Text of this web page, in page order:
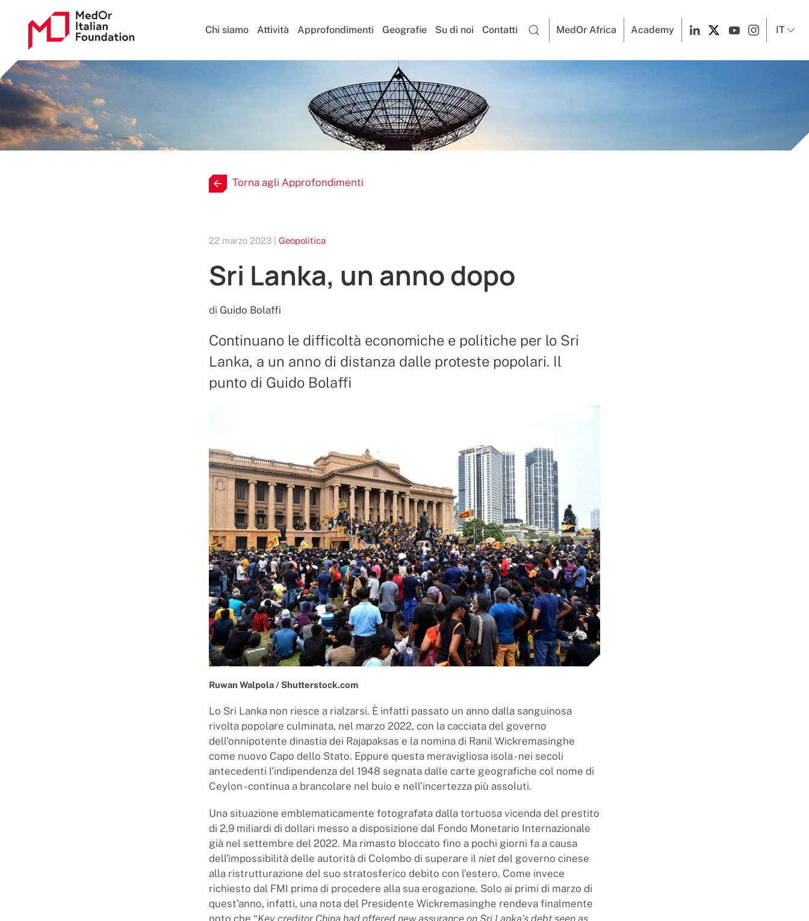
Chi siamo Attività Approfondimenti Geografie Su di noi Contatti MedOr Africa Academy IT
Torna agli Approfondimenti
22 marzo 2023 | Geopolitica
Sri Lanka, un anno dopo
di Guido Bolaffi
Continuano le difficoltà economiche e politiche per lo Sri
Lanka, a un anno di distanza dalle proteste popolari. Il
punto di Guido Bolaffi
Ruwan Walpola / Shutterstock.com
Lo Sri Lanka non riesce a rialzarsi. È infatti passato un anno dalla sanguinosa
rivolta popolare culminata, nel marzo 2022, con la cacciata del governo
dell’onnipotente dinastia dei Rajapaksas e la nomina di Ranil Wickremasinghe
come nuovo Capo dello Stato. Eppure questa meravigliosa isola - nei secoli
antecedenti l’indipendenza del 1948 segnata dalle carte geografiche col nome di
Ceylon - continua a brancolare nel buio e nell’incertezza più assoluti.
Una situazione emblematicamente fotografata dalla tortuosa vicenda del prestito
di 2,9 miliardi di dollari messo a disposizione dal Fondo Monetario Internazionale
già nel settembre del 2022. Ma rimasto bloccato fino a pochi giorni fa a causa
dell'impossibilità delle autorità di Colombo di superare il niet del governo cinese
alla ristrutturazione del suo stratosferico debito con l’estero. Come invece
richiesto dal FMI prima di procedere alla sua erogazione. Solo ai primi di marzo di
quest’anno, infatti, una nota del Presidente Wickremasinghe rendeva finalmente
noto che “Key creditor China had offered new assurance on Sri Lanka’s debt seen as